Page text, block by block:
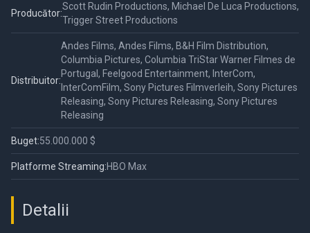
Producător:
Scott Rudin Productions, Michael De Luca Productions,
Trigger Street Productions
Distribuitor:
Andes Films, Andes Films, B&H Film Distribution,
Columbia Pictures, Columbia TriStar Warner Filmes de
Portugal, Feelgood Entertainment, InterCom,
InterComFilm, Sony Pictures Filmverleih, Sony Pictures
Releasing, Sony Pictures Releasing, Sony Pictures
Releasing
Buget:55.000.000 $
Platforme Streaming:HBO Max
Detalii